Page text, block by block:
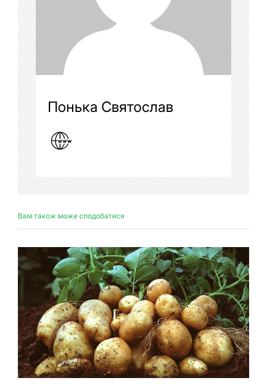
Понька Святослав
Вам також може сподобатися